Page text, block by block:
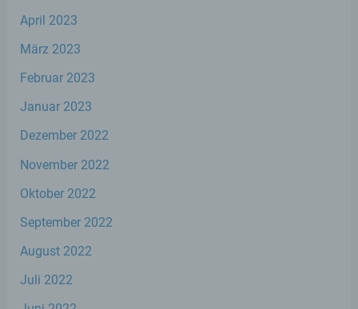
April 2023
März 2023
Februar 2023
Januar 2023
Dezember 2022
November 2022
Oktober 2022
September 2022
August 2022
Juli 2022
Verantwortlicher ist die natürliche oder
oder andere Stelle, die allein oder
und Mittel der Verarbeitung von
Sind die Zwecke und Mittel dieser
Verarbeitung durch das Unionsrecht oder
das Recht der Mitgliedstaaten vorgegeben,
so kann der Verantwortliche
beziehungsweise können die bestimmten
Kriterien seiner Benennung nach dem
Unionsrecht oder dem Recht der
Mitgliedstaaten vorgesehen werden.